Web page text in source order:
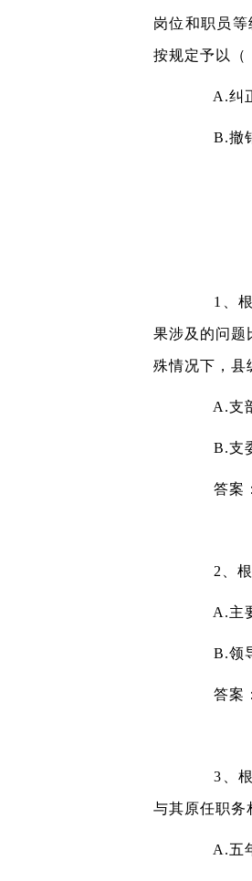
岗位和职员
按规定予以
A.纠
B.撤
1、根
果涉及的问
殊情况下，县
A.支部
B.支委
答案
2、根据
A.主要
B.领导
答案
3、根
与其原任职务
A.五